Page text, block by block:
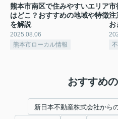
熊本市南区で住みやすいエリア
はどこ？おすすめの地域や特徴
を解説
2025.08.06
熊本市ローカル情報
市
注
お
おすすめ
新日本不動産株式会社から